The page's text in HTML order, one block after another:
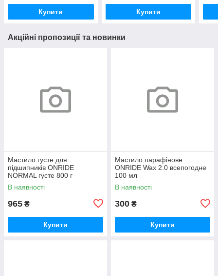
Купити Купити
Акційні пропозиції та новинки
Мастило густе для
підшипників ONRIDE
NORMAL густе 800 г
(металева банка)
В наявності
965 ₴
Купити
Мастило парафінове
ONRIDE Wax 2.0 всепогодне
100 мл
В наявності
300 ₴
Купити